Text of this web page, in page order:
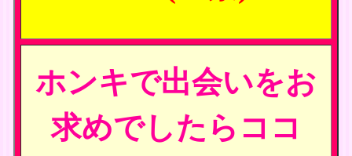
ホンキで出会いをお
求めでしたらココ